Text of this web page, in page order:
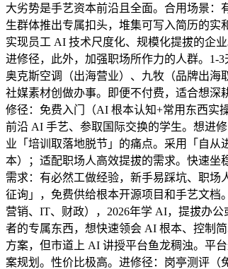
大劣势是手艺资本前沿且全面。合用场景
生群体推出专属扣头，堆集可写入简历的
实现员工 AI 技术尺度化、规模化提拔的企
进修径，此外，加强职场所作力的人群。1-
奥克斯空调（出海营业）、九牧（品牌出
社媒素材创做办事。即便不付费，适合想深
修径：免费入门（AI 根本认知+常用东西实
前沿 AI 手艺、参取国际交换的学生。想进
业「培训取落地脱节」的痛点。采用「自
本）；适配职场人高效提拔的需求。快速坐
需求：有必然工做经验，新手易踩坑、职
征询」，免费供给根本开源项目和手艺文档
营销、IT、财政），2026年学 AI，提拔办
者的专属东西，想快速领会 AI 根本、控制
方案，但市道上 AI 讲授平台鱼龙稠浊。平
案规划。性价比极高。进修径：岗亭测评